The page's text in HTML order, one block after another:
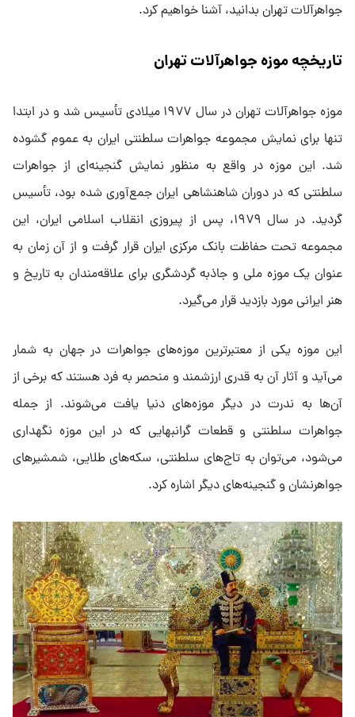
جواهرآلات تهران بدانید، آشنا خواهیم کرد.
تاریخچه موزه جواهرآلات تهران
موزه جواهرآلات تهران در سال ۱۹۷۷ میلادی تأسیس شد و در ابتدا
تنها برای نمایش مجموعه جواهرات سلطنتی ایران به عموم گشوده
شد. این موزه در واقع به منظور نمایش گنجینه‌ای از جواهرات
سلطنتی که در دوران شاهنشاهی ایران جمع‌آوری شده بود، تأسیس
گردید. در سال ۱۹۷۹، پس از پیروزی انقلاب اسلامی ایران، این
مجموعه تحت حفاظت بانک مرکزی ایران قرار گرفت و از آن زمان به
عنوان یک موزه ملی و جاذبه گردشگری برای علاقه‌مندان به تاریخ و
هنر ایرانی مورد بازدید قرار می‌گیرد.
این موزه یکی از معتبرترین موزه‌های جواهرات در جهان به شمار
می‌آید و آثار آن به قدری ارزشمند و منحصر به فرد هستند که برخی از
آن‌ها به ندرت در دیگر موزه‌های دنیا یافت می‌شوند. از جمله
جواهرات سلطنتی و قطعات گرانبهایی که در این موزه نگهداری
می‌شود، می‌توان به تاج‌های سلطنتی، سکه‌های طلایی، شمشیرهای
جواهرنشان و گنجینه‌های دیگر اشاره کرد.